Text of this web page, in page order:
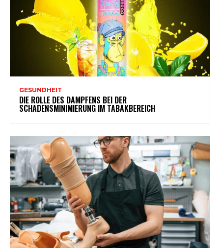
GESUNDHEIT
DIE ROLLE DES DAMPFENS BEI DER
SCHADENSMINIMIERUNG IM TABAKBEREICH